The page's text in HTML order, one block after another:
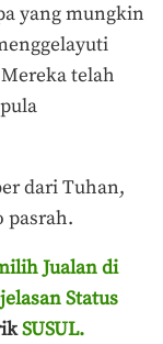
yang mungkin
telah
dari Tuhan,
pasrah.
Jualan di
Status
SUSUL.